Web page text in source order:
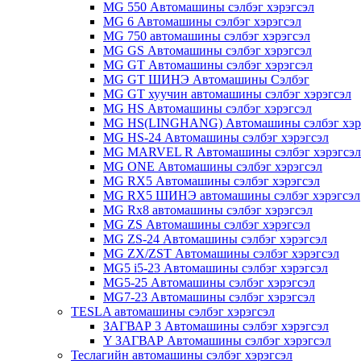
MG 550 Автомашины сэлбэг хэрэгсэл
MG 6 Автомашины сэлбэг хэрэгсэл
MG 750 автомашины сэлбэг хэрэгсэл
MG GS Автомашины сэлбэг хэрэгсэл
MG GT Автомашины сэлбэг хэрэгсэл
MG GT ШИНЭ Автомашины Сэлбэг
MG GT хуучин автомашины сэлбэг хэрэгсэл
MG HS Автомашины сэлбэг хэрэгсэл
MG HS(LINGHANG) Автомашины сэлбэг
MG HS-24 Автомашины сэлбэг хэрэгсэл
MG MARVEL R Автомашины сэлбэг хэрэгсэл
MG ONE Автомашины сэлбэг хэрэгсэл
MG RX5 Автомашины сэлбэг хэрэгсэл
MG RX5 ШИНЭ автомашины сэлбэг хэрэгсэл
MG Rx8 автомашины сэлбэг хэрэгсэл
MG ZS Автомашины сэлбэг хэрэгсэл
MG ZS-24 Автомашины сэлбэг хэрэгсэл
MG ZX/ZST Автомашины сэлбэг хэрэгсэл
MG5 i5-23 Автомашины сэлбэг хэрэгсэл
MG5-25 Автомашины сэлбэг хэрэгсэл
MG7-23 Автомашины сэлбэг хэрэгсэл
TESLA автомашины сэлбэг хэрэгсэл
ЗАГВАР 3 Автомашины сэлбэг хэрэгсэл
Y ЗАГВАР Автомашины сэлбэг хэрэгсэл
Теслагийн автомашины сэлбэг хэрэгсэл